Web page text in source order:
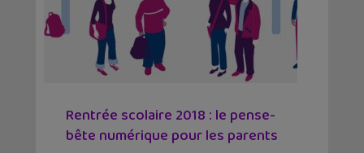
Rentrée scolaire 2018 : le pense-
bête numérique pour les parents